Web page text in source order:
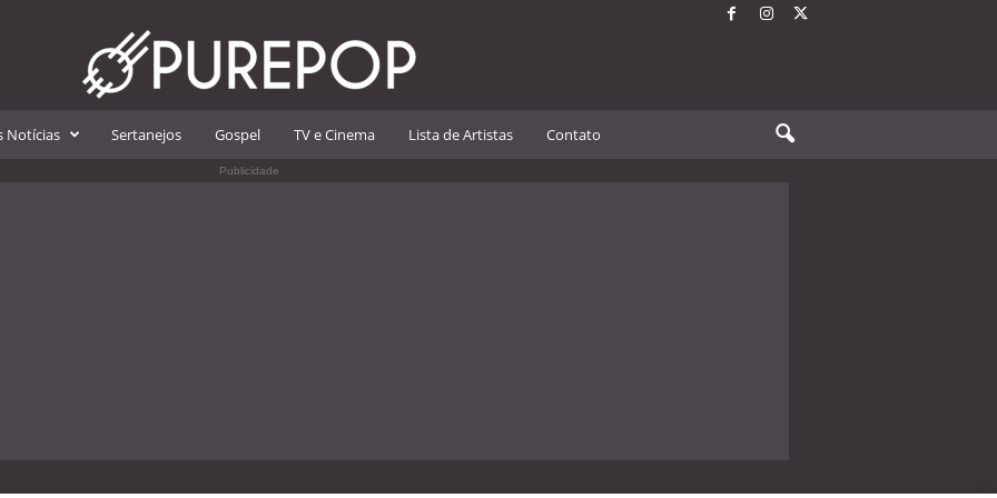
Notícias Sertanejos Gospel TV e Cinema Lista de Artistas Contato
Publicidade